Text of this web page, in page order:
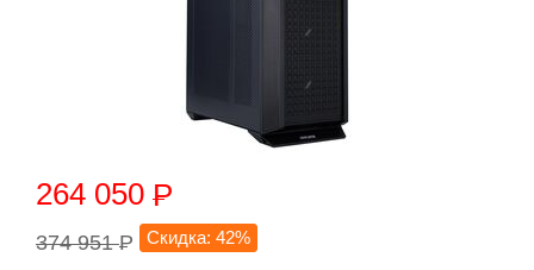
264 050 P
374 951P Скидка: 42%